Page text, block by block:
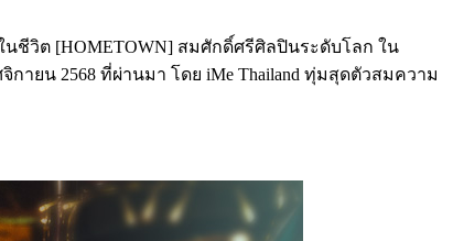
ชีวิต [HOMETOWN] สมศักดิ์ศรีศิลปินระดับโลก ใน
กายน 2568 ที่ผ่านมา โดย iMe Thailand ทุ่มสุดตัวสมความ